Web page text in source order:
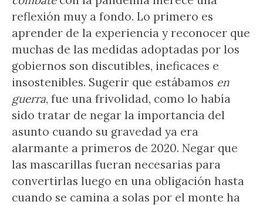
reflexión muy a fondo. Lo primero es
aprender de la experiencia y reconocer que
muchas de las medidas adoptadas por los
gobiernos son discutibles, ineficaces e
insostenibles. Sugerir que estábamos en
guerra, fue una frivolidad, como lo había
sido tratar de negar la importancia del
asunto cuando su gravedad ya era
alarmante a primeros de 2020. Negar que
las mascarillas fueran necesarias para
convertirlas luego en una obligación hasta
cuando se camina a solas por el monte ha